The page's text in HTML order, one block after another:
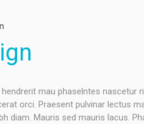
mau phaselntes nascetur
orci. Praesent pulvinar lectus
diam. Mauris sed mauris lacus.